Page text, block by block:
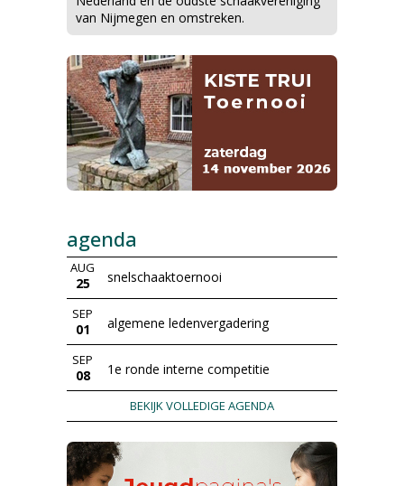
van Nijmegen en omstreken.
agenda
AUG
25 snelschaaktoernooi
SEP
01 algemene ledenvergadering
SEP
08 1e ronde interne competitie
BEKIJK VOLLEDIGE AGENDA